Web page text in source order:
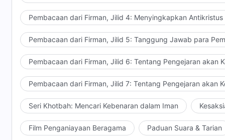
Pembacaan dari Firman, Jilid 4: Menyingkapkan Antikristus
Pembacaan dari Firman, Jilid 5: Tanggung Jawab para
Pembacaan dari Firman, Jilid 6: Tentang Pengejaran akan
Pembacaan dari Firman, Jilid 7: Tentang Pengejaran akan
Seri Khotbah: Mencari Kebenaran dalam Iman
Film Penganiayaan Beragama Paduan Suara & Tarian